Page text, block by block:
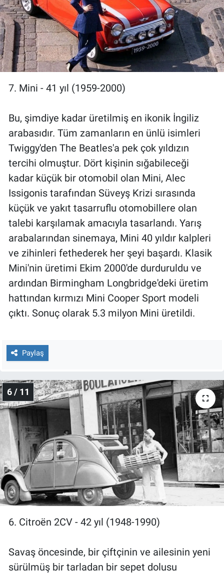
7. Mini - 41 yıl (1959-2000)
Bu, şimdiye kadar üretilmiş en ikonik İngiliz
arabasıdır. Tüm zamanların en ünlü isimleri
Twiggy'den The Beatles'a pek çok yıldızın
tercihi olmuştur. Dört kişinin sığabileceği
kadar küçük bir otomobil olan Mini, Alec
Issigonis tarafından Süveyş Krizi sırasında
küçük ve yakıt tasarruflu otomobillere olan
talebi karşılamak amacıyla tasarlandı. Yarış
arabalarından sinemaya, Mini 40 yıldır kalpleri
ve zihinleri fethederek her şeyi başardı. Klasik
Mini'nin üretimi Ekim 2000'de durduruldu ve
ardından Birmingham Longbridge'deki üretim
hattından kırmızı Mini Cooper Sport modeli
çıktı. Sonuç olarak 5.3 milyon Mini üretildi.
Paylaş
6 / 11
6. Citroën 2CV - 42 yıl (1948-1990)
Savaş öncesinde, bir çiftçinin ve ailesinin yeni
sürülmüş bir tarladan bir sepet dolusu